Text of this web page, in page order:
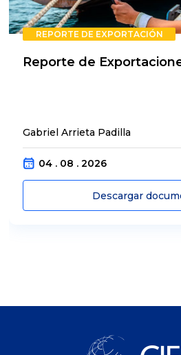
REPORTE DE EXPORTACIÓN
Reporte de
Gabriel Arrieta Padilla
04 . 08 . 2026
Descargar